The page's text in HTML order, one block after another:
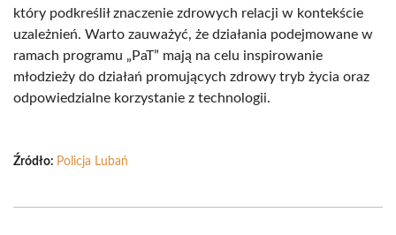
który podkreślił znaczenie zdrowych relacji w kontekście
uzależnień. Warto zauważyć, że działania podejmowane w
ramach programu „PaT” mają na celu inspirowanie
młodzieży do działań promujących zdrowy tryb życia oraz
odpowiedzialne korzystanie z technologii.
Źródło: Policja Lubań